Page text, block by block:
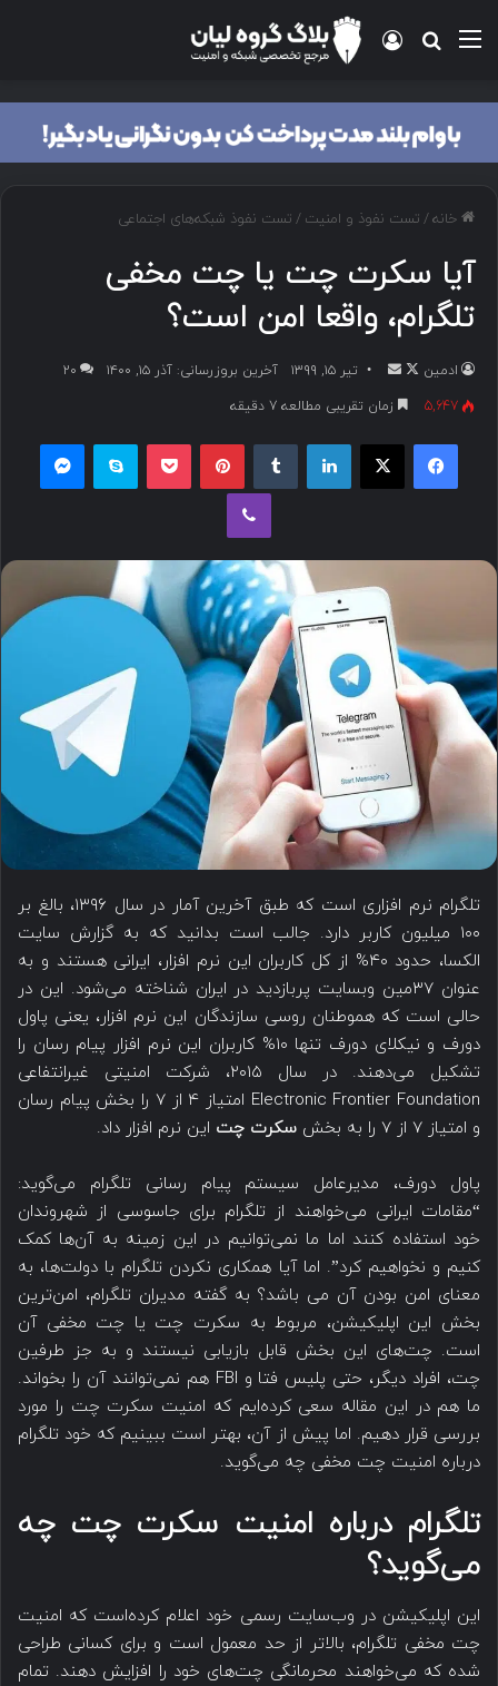
منو جستجو برای
ورود
خانه/ تست نفوذ و امنیت / تست نفوذ شبکه‌های اجتماعی
آیا سکرت چت یا چت مخفی
تلگرام، واقعا امن است؟
ادمین
د
ر
ن
ل
ک
ن
ی
ل
ا
ی
ی
تیر ۱۵, ۱۳۹۹ آخرین بروزرسانی: آذر ۱۵, ۱۴۰۰
۲۰
5,647
زمان تقریبی مطالعه 7 دقیقه
فیسبوک ایکس لینکداین پینتریست پاکت اسکایپ
وایبر
تلگرام نرم افزاری است که طبق آخرین آمار در سال ۱۳۹۶، بالغ بر
۱۰۰ میلیون کاربر دارد. جالب است بدانید که به گزارش سایت
الکسا، حدود ۴۰% از کل کاربران این نرم افزار، ایرانی هستند و به
عنوان ۳۷مین وبسایت پربازدید در ایران شناخته می‌شود. این در
حالی است که هموطنان روسی سازندگان این نرم افزار، یعنی پاول
دورف و نیکلای دورف تنها ۱۰% کاربران این نرم افزار پیام رسان را
تشکیل می‌دهند. در سال ۲۰۱۵، شرکت امنیتی غیرانتفاعی
Electronic Frontier Foundation امتیاز ۴ از ۷ را بخش پیام رسان
و امتیاز ۷ از ۷ را به بخش
سکرت چت این نرم افزار داد.
پاول دورف، مدیرعامل سیستم پیام رسانی تلگرام می‌گوید:
“مقامات ایرانی می‌خواهند از تلگرام برای جاسوسی از شهروندان
خود استفاده کنند اما ما نمی‌توانیم در این زمینه به آن‌ها کمک
کنیم و نخواهیم کرد”. اما آیا همکاری نکردن تلگرام با دولت‌ها، به
معنای امن بودن آن می باشد؟ به گفته مدیران تلگرام، امن‌ترین
بخش این اپلیکیشن، مربوط به سکرت چت یا چت مخفی آن
است. چت‌های این بخش قابل بازیابی نیستند و به جز طرفین
چت، افراد دیگر، حتی پلیس فتا و FBI هم نمی‌توانند آن را بخواند.
ما هم در این مقاله سعی کرده‌ایم که امنیت سکرت چت را مورد
بررسی قرار دهیم. اما پیش از آن، بهتر است ببینیم که خود تلگرام
درباره امنیت چت مخفی چه می‌گوید.
تلگرام درباره امنیت سکرت چت چه
می‌گوید؟
این اپلیکیشن در وب‌سایت رسمی خود اعلام کرده‌است که امنیت
چت مخفی تلگرام، بالاتر از حد معمول است و برای کسانی طراحی
شده که می‌خواهند محرمانگی چت‌های خود را افزایش دهند. تمام